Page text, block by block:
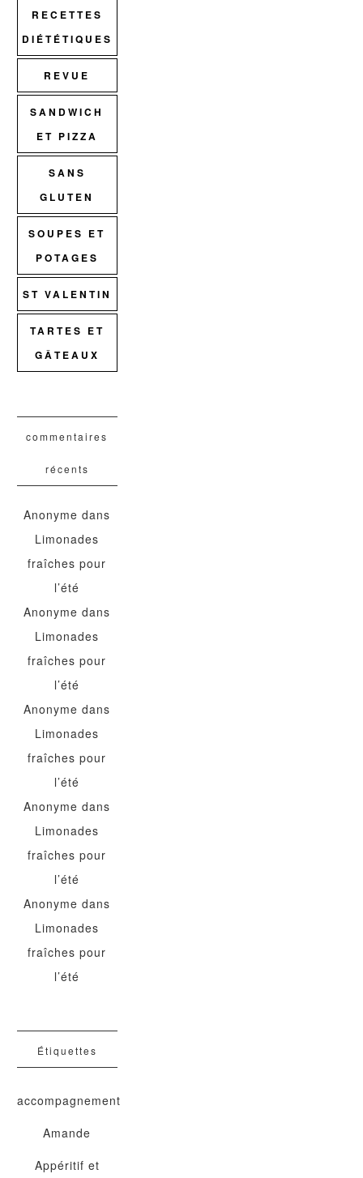
RECETTES
DIÉTÉTIQUES
REVUE
SANDWICH
ET PIZZA
SANS
GLUTEN
SOUPES ET
POTAGES
ST VALENTIN
TARTES ET
GÂTEAUX
commentaires
récents
Anonyme dans
Limonades
fraîches pour
l’été
Anonyme dans
Limonades
fraîches pour
l’été
Anonyme dans
Limonades
fraîches pour
l’été
Anonyme dans
Limonades
fraîches pour
l’été
Anonyme dans
Limonades
fraîches pour
l’été
Étiquettes
accompagnement
Amande
Appéritif et